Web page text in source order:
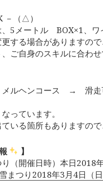
（△）
、5メートル BOX×1、ワ
する場合がありますの
ご自身のスキルに合わ
メルヘンコース → 滑走
っています。
いる箇所もありますの
】
（開催日時）本日2018
まつり2018年3月4日（